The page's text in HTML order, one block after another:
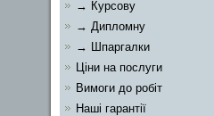
→ Курсову
→ Дипломну
→ Шпаргалки
Ціни на послуги
Вимоги до робіт
Наші гарантії